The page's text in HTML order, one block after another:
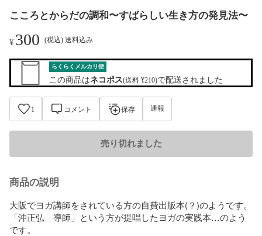
こころとからだの調和〜すばらしい生き方の発見法〜
¥300 (税込) 送料込み
らくらくメルカリ便
この商品はネコポス(送料 ¥210)で配送されました
1 コメント 保存 通報
売り切れました
商品の説明
大阪でヨガ講師をされている方の自費出版本(？)のようです。
「沖正弘　導師」という方が提唱したヨガの実践本…のよう
です。